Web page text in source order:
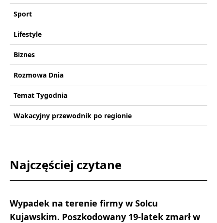
Sport
Lifestyle
Biznes
Rozmowa Dnia
Temat Tygodnia
Wakacyjny przewodnik po regionie
Najczęściej czytane
Wypadek na terenie firmy w Solcu
Kujawskim. Poszkodowany 19-latek zmarł w